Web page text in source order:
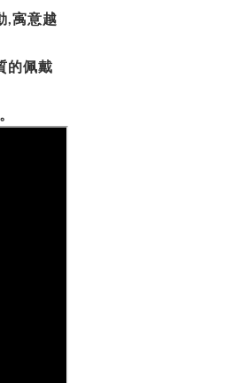
,㝢意越
的佩戴